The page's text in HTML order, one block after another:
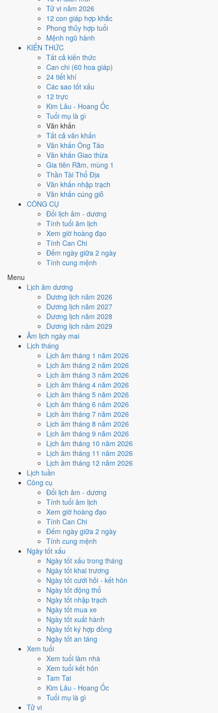
Tử vi năm 2026
12 con giáp hợp khắc
Phong thủy hợp tuổi
Mệnh ngũ hành
KIẾN THỨC
Tất cả kiến thức
Can chi (60 hoa giáp)
24 tiết khí
Các sao tốt xấu
12 trực
Kim Lâu - Hoang Ốc
Tuổi mụ là gì
Văn khấn
Tất cả văn khấn
Văn khấn Ông Táo
Văn khấn Giao thừa
Gia tiên Rằm, mùng 1
Thần Tài Thổ Địa
Văn khấn nhập trạch
Văn khấn cúng giỗ
CÔNG CỤ
Đổi lịch âm - dương
Tính tuổi âm lịch
Xem giờ hoàng đạo
Tính Can Chi
Đếm ngày giữa 2 ngày
Tính cung mệnh
Menu
Lịch âm dương
Dương lịch năm 2026
Dương lịch năm 2027
Dương lịch năm 2028
Dương lịch năm 2029
Âm lịch ngày mai
Lịch tháng
Lịch âm tháng 1 năm 2026
Lịch âm tháng 2 năm 2026
Lịch âm tháng 3 năm 2026
Lịch âm tháng 4 năm 2026
Lịch âm tháng 5 năm 2026
Lịch âm tháng 6 năm 2026
Lịch âm tháng 7 năm 2026
Lịch âm tháng 8 năm 2026
Lịch âm tháng 9 năm 2026
Lịch âm tháng 10 năm 2026
Lịch âm tháng 11 năm 2026
Lịch âm tháng 12 năm 2026
Lịch tuần
Công cụ
Đổi lịch âm - dương
Tính tuổi âm lịch
Xem giờ hoàng đạo
Tính Can Chi
Đếm ngày giữa 2 ngày
Tính cung mệnh
Ngày tốt xấu
Ngày tốt xấu trong tháng
Ngày tốt khai trương
Ngày tốt cưới hỏi - kết hôn
Ngày tốt động thổ
Ngày tốt nhập trạch
Ngày tốt mua xe
Ngày tốt xuất hành
Ngày tốt ký hợp đồng
Ngày tốt an táng
Xem tuổi
Xem tuổi làm nhà
Xem tuổi kết hôn
Tam Tai
Kim Lâu - Hoang Ốc
Tuổi mụ là gì
Tử vi
nhưng gặp SaoTư Mệnh hoàng đạo
nên đây là Ngày Đại Hung
Tuất, Dần, Mùihợp ngày; tuổi
Ngày 10/12/2026 chỉ đạt3.3/10
đây tốt hơnđể thay thế, xem mục xử lý bên dưới.
Ngày 10/12/2026 tốt hay xấu cho
việc gì?
Ngày 10/12/2026 đạt3.3/10
Chữa bệnh (tham khảo) (6/10)
mương (2/10) . Trực Phá (ngày phá hoại - đại hung, kỵ trăm sự)
nhưng gặp Sao Tư Mệnh hoàng đạo nên điểm từng việc chênh nhau
như bảng dưới.
Cưới hỏi - đính hôn
Trung bình
Cưới hỏi - đính hôn hôm nay ở
Sao Giác và Ngày Hoàng Đạo
Hung kéo giảm điểm.
Cách tính ngày tốt
Khai trương - mở cửa hàng
Xấu
Khai trương - mở cửa hàng hôm nay ở
Ngày Hoàng Đạo, nhưng Trực Phá và Ngày Đại Hung kéo giảm
điểm.
Cách tính ngày tốt
Ký hợp đồng - giao ước
Trung bình
Ký hợp đồng - giao ước hôm nay ở
hợp
Sao Giác và Ngày Hoàng Đạo
Đại Hung kéo giảm điểm.
Cách tính ngày tốt
Động thổ - khởi công
Xấu
Động thổ - khởi công hôm nay ởmức xấu (3/10)
Hoàng Đạo, nhưng Trực Phá và Ngày Đại Hung kéo giảm điểm.
Cách tính ngày tốt
Nhập trạch - vào nhà mới
Xấu
Nhập trạch - vào nhà mới hôm nay ở
Ngày Hoàng Đạo, nhưng Trực Phá và Ngày Đại Hung kéo giảm
Cách tính ngày tốt
🚗 Mua xe - tậu xe
Xấu
Mua xe - tậu xe hôm nay ở
Hoàng Đạo, nhưng Trực Phá và Ngày Đại Hung kéo giảm điểm.
Cách tính ngày tốt
Xuất hành - đi xa
/10 Xấu
Xuất hành - đi xa hôm nay ở mức xấu (3/10)
Hoàng Đạo, nhưng Trực Phá và Ngày Đại Hung kéo giảm điểm.
Cách tính ngày tốt
Tìm hiểu cách chấm:Trực Phá nghĩa là gì
phân biệt Hoàng Đạo - Hắc Đạo·Can Chi và Ngũ hành ngày
Điểm số tổng hợp từ Trực, Sao 28 Tú và Hoàng Đạo - Hắc Đạo.
sánh cả tháng
Nếu ngày 10/12/2026 không hợp
việc của bạn thì sao?
Điểm thấp của ngày 10/12 là tín hiệu cần điều chỉnh, không phải lệnh
cấm. Hai việc bị chấm thấp nhất hôm nay là
. Có 3 cách hạ rủi ro